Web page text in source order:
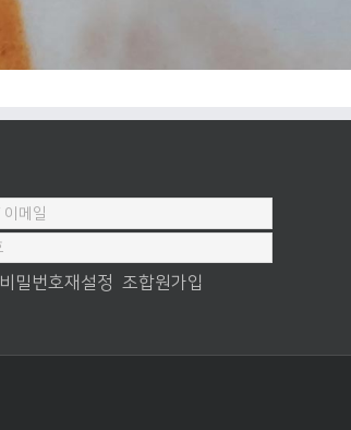
비밀번호재설정 조합원가입